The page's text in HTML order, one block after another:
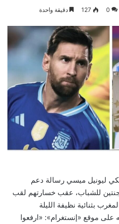
0
127 دقيقة واحدة
ليونيل ميسي رسالة دعم
للشباب، عقب خسارتهم لقب
عاماً أمام المغرب بثنائية نظيفة الليلة
موقع «إنستغرام»: «ارفعوا